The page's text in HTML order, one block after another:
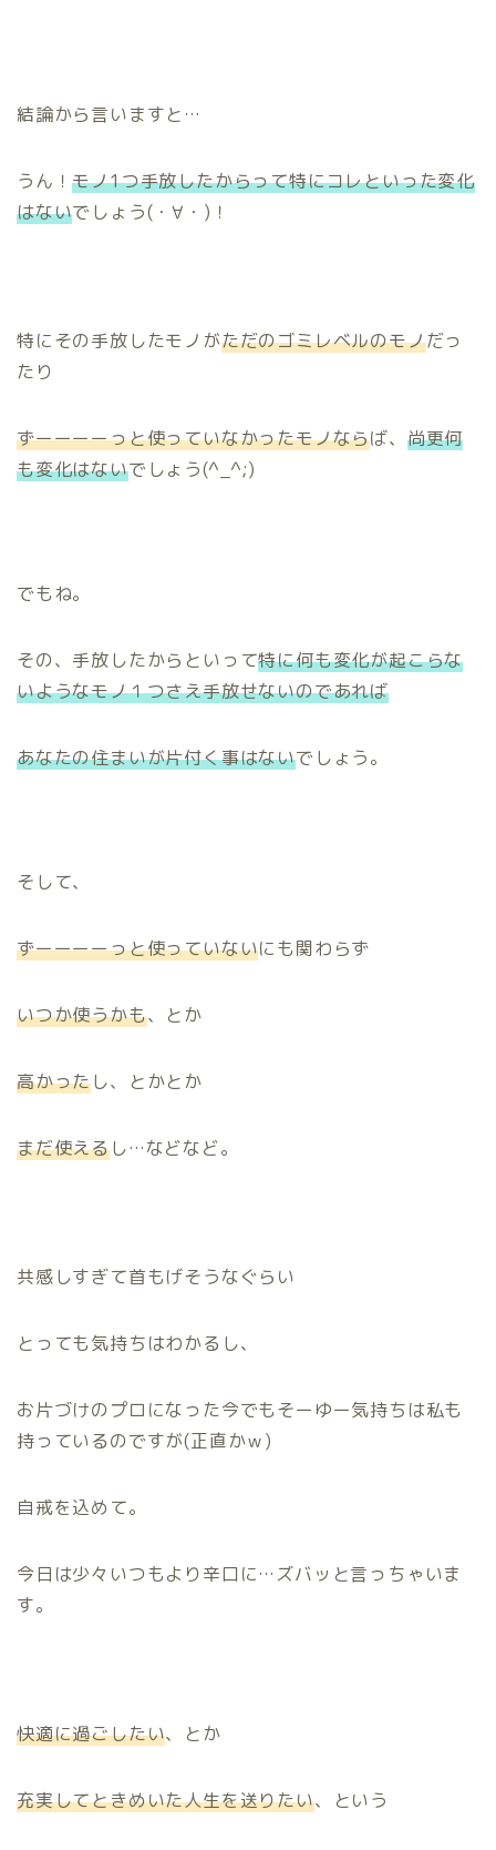
結論から言いますと…
うん！モノ1つ手放したからって特にコレといった変化
はないでしょう(・∀・)！
特にその手放したモノがただのゴミレベルのモノだっ
たり
ずーーーーっと使っていなかったモノならば、 尚更何
も変化はないでしょう(^_^;)
でもね。
その、手放したからといって特に何も変化が起こらな
いようなモノ１つさえ手放せないのであれば
あなたの住まいが片付く事はないでしょう。
そして、
ずーーーーっと使っていないにも関わらず
いつか使うかも、とか
高かったし、とかとか
まだ使えるし…などなど。
共感しすぎて首もげそうなぐらい
とっても気持ちはわかるし、
お片づけのプロになった今でもそーゆー気持ちは私も
持っているのですが(正直かｗ)
自戒を込めて。
今日は少々いつもより辛口に…ズバッと言っちゃいま
す。
快適に過ごしたい、とか
充実してときめいた人生を送りたい、という